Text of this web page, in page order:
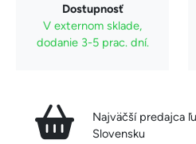
Dostupnosť
V externom sklade,
dodanie 3-5 prac. dní.
Najväčší predajca
Slovensku